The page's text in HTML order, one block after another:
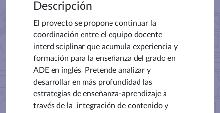
Descripción
El proyecto se propone continuar la
coordinación entre el equipo docente
interdisciplinar que acumula experiencia y
formación para la enseñanza del grado en
ADE en inglés. Pretende analizar y
desarrollar en más profundidad las
estrategias de enseñanza-aprendizaje a
través de la integración de contenido y